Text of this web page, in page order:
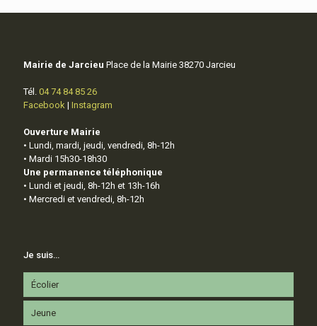
Mairie de Jarcieu Place de la Mairie 38270 Jarcieu
Tél. 04 74 84 85 26
Facebook | Instagram
Ouverture Mairie
• Lundi, mardi, jeudi, vendredi, 8h-12h
• Mardi 15h30-18h30
Une permanence téléphonique
• Lundi et jeudi, 8h-12h et 13h-16h
• Mercredi et vendredi, 8h-12h
Je suis…
Écolier
Jeune